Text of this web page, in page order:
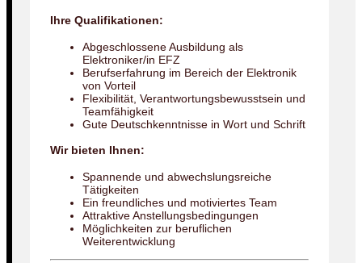
Ihre Qualifikationen:
Abgeschlossene Ausbildung als
Elektroniker/in EFZ
Berufserfahrung im Bereich der Elektronik
von Vorteil
Flexibilität, Verantwortungsbewusstsein und
Teamfähigkeit
Gute Deutschkenntnisse in Wort und Schrift
Wir bieten Ihnen:
Spannende und abwechslungsreiche
Tätigkeiten
Ein freundliches und motiviertes Team
Attraktive Anstellungsbedingungen
Möglichkeiten zur beruflichen
Weiterentwicklung